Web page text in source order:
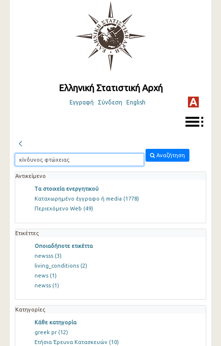
Ελληνική Στατιστική Αρχή
Εγγραφή Σύνδεση English
Αναζήτηση
Αντικείμενο
Τα στοιχεία ενεργητικού
Καταχωρημένο έγγραφο ή media (1778)
Περιεχόμενο Web (49)
Ετικέττες
Οποιαδήποτε ετικέττα
newsss (3)
living_conditions (2)
news (1)
newss (1)
Κατηγορίες
Κάθε κατηγορία
greek pr (12)
Ετήσια Έρευνα Κατασκευών (10)